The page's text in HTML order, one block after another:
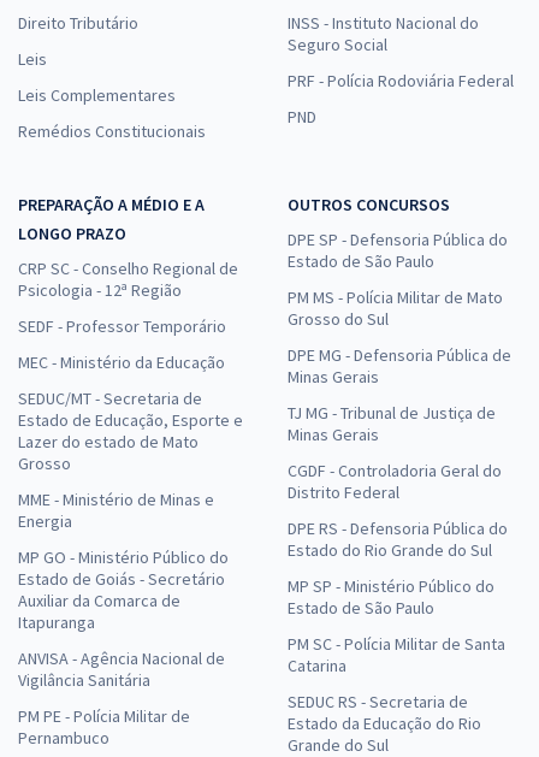
Direito Tributário
Leis
Leis Complementares
Remédios Constitucionais
INSS - Instituto Nacional do
Seguro Social
PRF - Polícia Rodoviária Federal
PND
PREPARAÇÃO A MÉDIO E A
LONGO PRAZO
CRP SC - Conselho Regional de
Psicologia - 12ª Região
SEDF - Professor Temporário
MEC - Ministério da Educação
SEDUC/MT - Secretaria de
Estado de Educação, Esporte e
Lazer do estado de Mato
Grosso
MME - Ministério de Minas e
Energia
MP GO - Ministério Público do
Estado de Goiás - Secretário
Auxiliar da Comarca de
Itapuranga
ANVISA - Agência Nacional de
Vigilância Sanitária
PM PE - Polícia Militar de
Pernambuco
OUTROS CONCURSOS
DPE SP - Defensoria Pública do
Estado de São Paulo
PM MS - Polícia Militar de Mato
Grosso do Sul
DPE MG - Defensoria Pública de
Minas Gerais
TJ MG - Tribunal de Justiça de
Minas Gerais
CGDF - Controladoria Geral do
Distrito Federal
DPE RS - Defensoria Pública do
Estado do Rio Grande do Sul
MP SP - Ministério Público do
Estado de São Paulo
PM SC - Polícia Militar de Santa
Catarina
SEDUC RS - Secretaria de
Estado da Educação do Rio
Grande do Sul